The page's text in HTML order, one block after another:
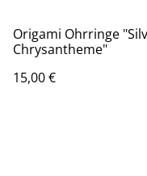
Origami Ohrringe
Chrysantheme"
15,00 €